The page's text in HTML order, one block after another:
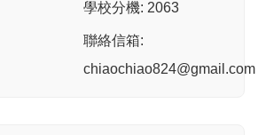
學校分機: 2063
聯絡信箱:
chiaochiao824@gmail.com